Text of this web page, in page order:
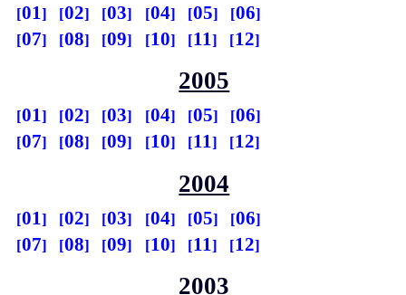
01 02 03 04 05
06
07
08 09 10 11 12
2005
01 02 03 04 05
06
07
08 09 10 11 12
2004
01 02 03 04 05
06
07
08 09 10 11 12
2003